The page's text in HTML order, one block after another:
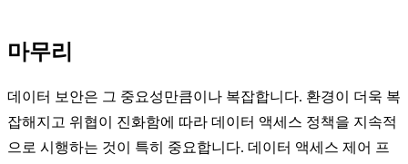
마무리
데이터 보안은 그 중요성만큼이나 복잡합니다. 환경이 더욱 복
잡해지고 위협이 진화함에 따라 데이터 액세스 정책을 지속적
으로 시행하는 것이 특히 중요합니다. 데이터 액세스 제어 프